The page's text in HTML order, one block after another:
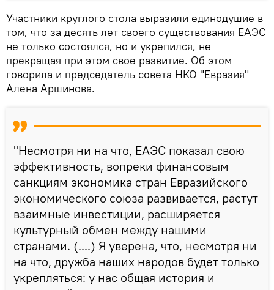
Участники круглого стола выразили единодушие в
том, что за десять лет своего существования ЕАЭС
не только состоялся, но и укрепился, не
прекращая при этом свое развитие. Об этом
говорила и председатель совета НКО "Евразия"
Алена Аршинова.
"Несмотря ни на что, ЕАЭС показал свою
эффективность, вопреки финансовым
санкциям экономика стран Евразийского
экономического союза развивается, растут
взаимные инвестиции, расширяется
культурный обмен между нашими
странами. (....) Я уверена, что, несмотря ни
на что, дружба наших народов будет только
укрепляться: у нас общая история и